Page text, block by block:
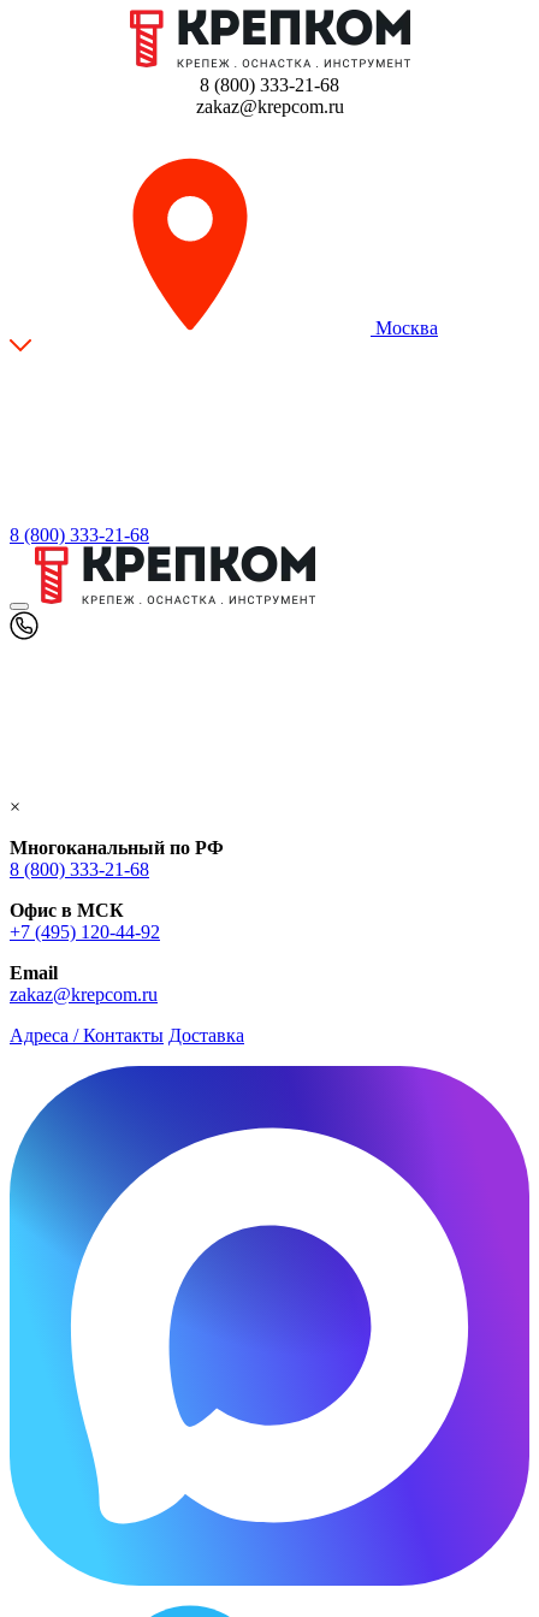
8 (800) 333-21-68
zakaz@krepcom.ru
Москва
8 (800) 333-21-68
×
Многоканальный по РФ
8 (800) 333‑21-68
Офис в МСК
+7 (495) 120-44-92
Email
zakaz@krepcom.ru
Адреса / Контакты Доставка